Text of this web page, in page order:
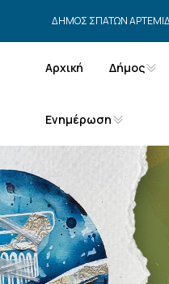
ΔΗΜΟΣ ΣΠΑΤΩΝ
Αρχική Δήμος
Ενημέρωση